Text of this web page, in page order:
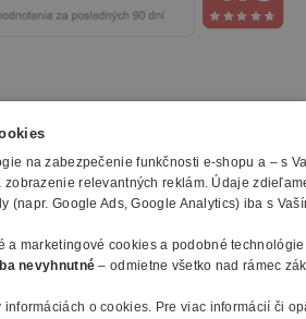
na zabezpečenie funkčnosti e-shopu a – s
relevantných reklám. Údaje
(napr. Google Ads, Google Analytics) iba s
a marketingové cookies a podobné
Iba nevyhnutné – odmietne všetko nad rámec
informáciách o cookies. Pre viac informácií či